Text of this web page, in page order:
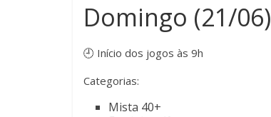
Domingo (21/06)
🕘 Início dos jogos às 9h
Categorias:
Mista 40+